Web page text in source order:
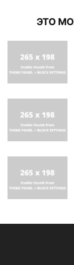
ЭТО